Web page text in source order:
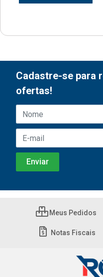
Cadastre-se para
ofertas!
Meus Pedidos
Notas Fiscais